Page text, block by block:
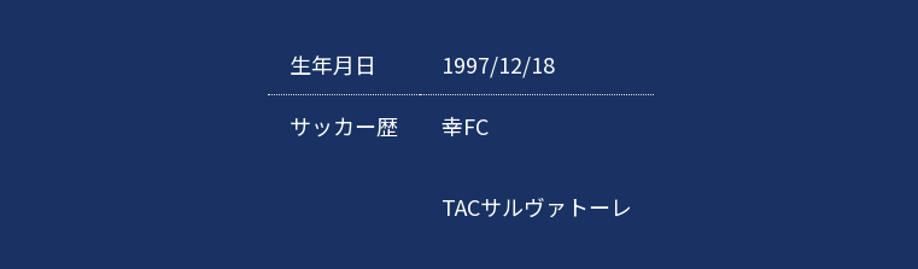
生年月日
1997/12/18
サッカー歴
幸FC
TACサルヴァトーレ